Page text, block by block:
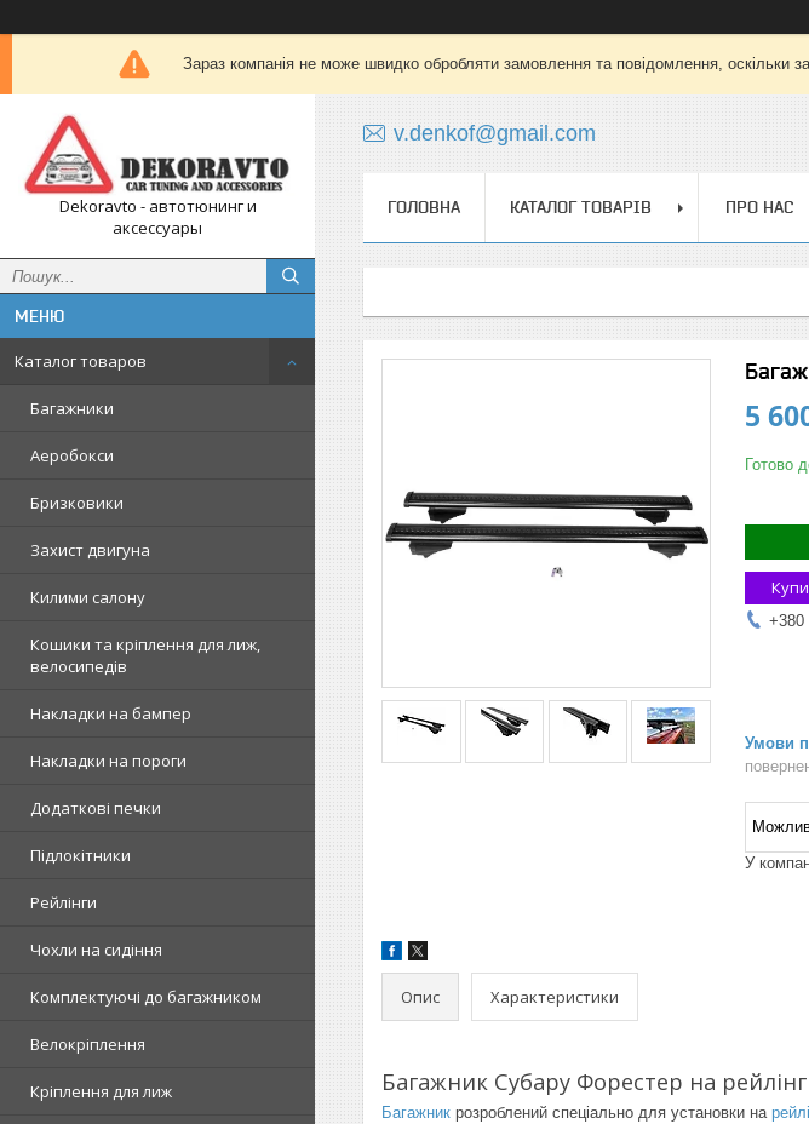
Зараз компанія не може швидко обробляти замовлення та повідомлення, оскільки
Dekoravto - автотюнинг и
аксессуары
Каталог товаров
Багажники
Аеробокси
Бризковики
Захист двигуна
Килими салону
Кошики та кріплення для лиж,
велосипедів
Накладки на бампер
Накладки на пороги
Додаткові печки
Підлокітники
Рейлінги
Чохли на сидіння
Комплектуючі до багажником
Велокріплення
Кріплення для лиж
v.denkof@gmail.com
ГОЛОВНА КАТАЛОГ ТОВАРІВ ПРО НАС
5
Готово
+380
У
Опис Характеристики
Багажник Субару Форестер на
Багажник розроблений спеціально для установки на